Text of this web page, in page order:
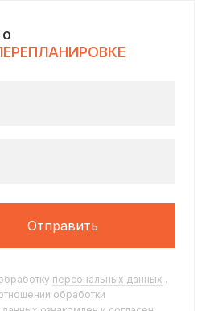
Отправить
персональных данных .
обработки